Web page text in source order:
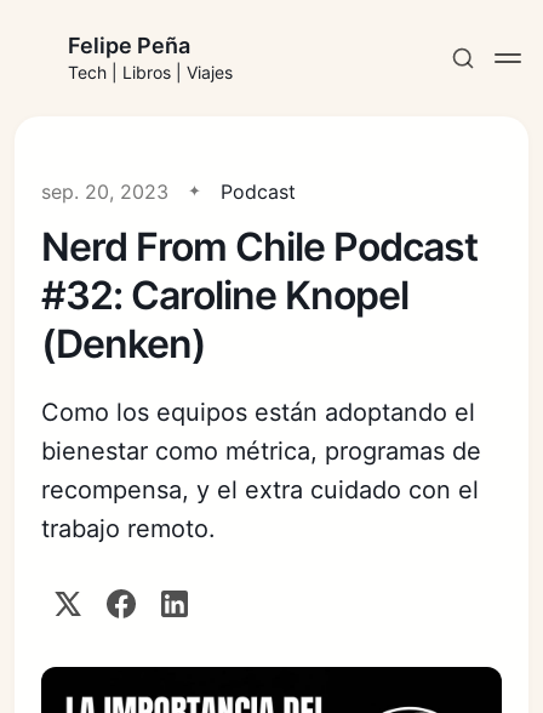
Felipe Peña
Tech | Libros | Viajes
Suscribirse
Iniciar sesión
sep. 20, 2023 Podcast
Nerd From Chile Podcast
#32: Caroline Knopel
(Denken)
Como los equipos están adoptando el
bienestar como métrica, programas de
recompensa, y el extra cuidado con el
trabajo remoto.